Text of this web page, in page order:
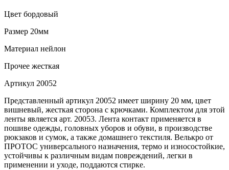
Цвет бордовый
Размер 20мм
Материал нейлон
Прочее жесткая
Артикул 20052
Представленный артикул 20052 имеет ширину 20 мм, цвет
вишневый, жесткая сторона с крючками. Комплектом для этой
ленты является арт. 20053. Лента контакт применяется в
пошиве одежды, головных уборов и обуви, в производстве
рюкзаков и сумок, а также домашнего текстиля. Велькро от
ПРОТОС универсального назначения, термо и износостойкие,
устойчивы к различным видам повреждений, легки в
применении и уходе, поддаются стирке.